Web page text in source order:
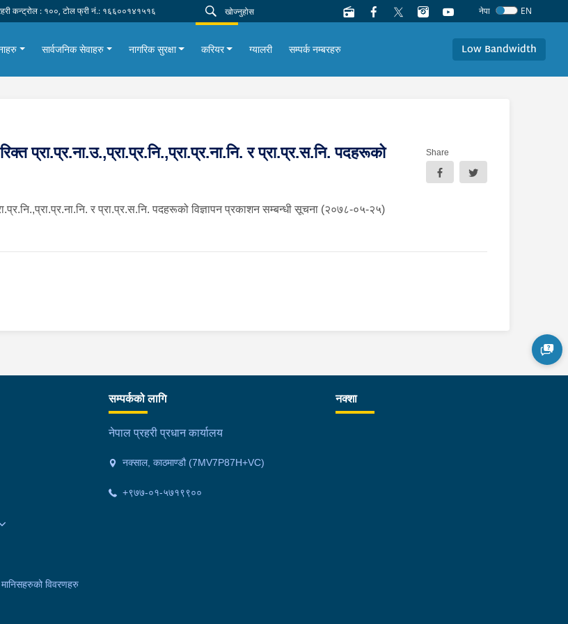
कन्ट्रोल : १००, टोल फ्री नं.: १६६००१४१५१६ नेपा EN
सार्वजनिक सेवाहरु नागरिक सुरक्षा करियर ग्यालरी सम्पर्क नम्बरहरु Low Bandwidth
प्रा.प्र.ना.उ.,प्रा.प्र.नि.,प्रा.प्र.ना.नि. र प्रा.प्र.स.नि. पदहरूको
Share
र प्रा.प्र.स.नि. पदहरूको विज्ञापन प्रकाशन सम्बन्धी सूचना (२०७८-०५-२५)
विवरणहरु
सम्पर्कको लागि
नेपाल प्रहरी प्रधान कार्यालय
नक्साल, काठमाण्डौ (7MV7P87H+VC)
+९७७-०१-५७१९९००
नक्शा